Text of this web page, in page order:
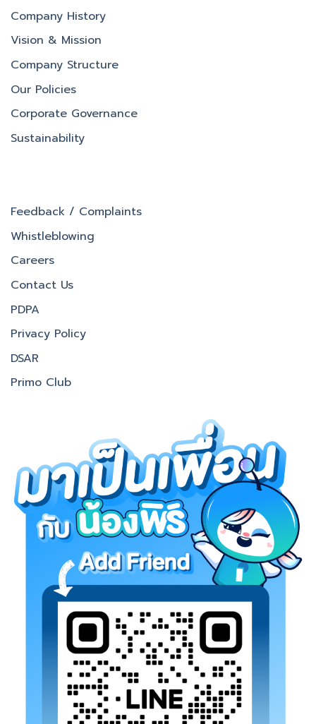
Company History
Vision & Mission
Company Structure
Our Policies
Corporate Governance
Sustainability
Feedback / Complaints
Whistleblowing
Careers
Contact Us
PDPA
Privacy Policy
DSAR
Primo Club